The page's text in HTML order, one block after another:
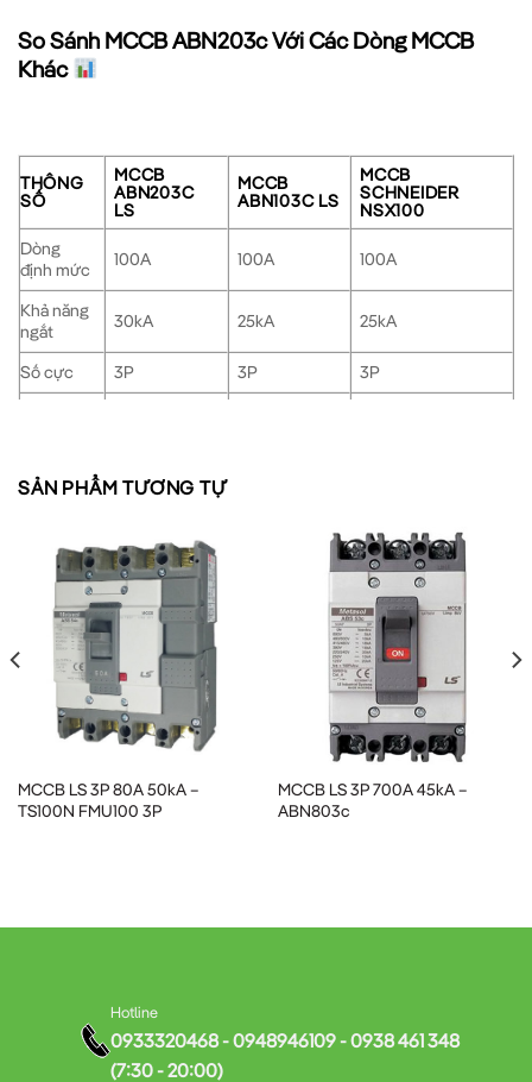
So Sánh MCCB ABN203c Với Các Dòng MCCB
Khác
THÔNG
SỐ
MCCB
ABN203C
LS
MCCB
ABN103C LS
MCCB
SCHNEIDER
NSX100
Dòng
định mức
100A 100A 100A
Khả năng
ngắt
30kA 25kA 25kA
Số cực 3P 3P
3P
Giá thành
Ứng Dụng Của MCCB 3P 100A 30kA Trong Thực Tế
MCCB ABN203c LS
được ứng dụng rộng rãi trong nhiều hệ
thống điện khác nhau:
Nhà máy sản xuất:
Bảo vệ các đường dây cấp nguồn cho
máy móc thiết bị công nghiệp
Tòa nhà thương mại:
Bảo vệ hệ thống điện trong các tòa
Dự án nhà ở cao tầng:
cho các tầng
SẢN PHẨM TƯƠNG TỰ
MCCB LS 3P 80A 50kA –
TS100N FMU100 3P
MCCB LS 3P 700A 45kA –
ABN803c
Hotline
0933320468 - 0948946109 - 0938 461 348
(7:30 - 20:00)